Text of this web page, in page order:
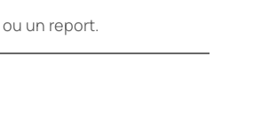
un report.